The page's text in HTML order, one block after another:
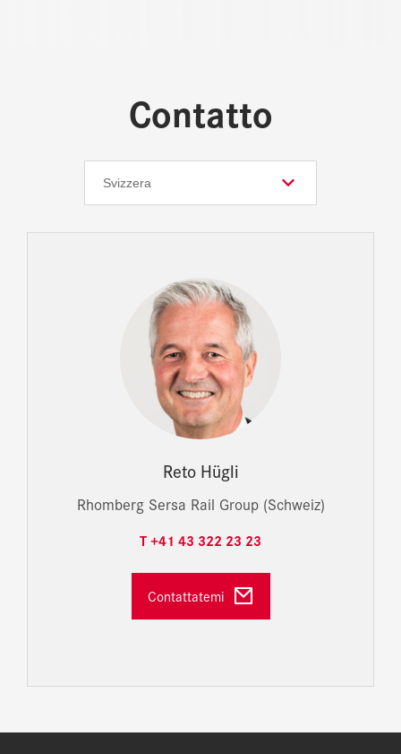
Contatto
Reto Hügli
Rhomberg Sersa Rail Group (Schweiz)
T +41 43 322 23 23
Contattatemi